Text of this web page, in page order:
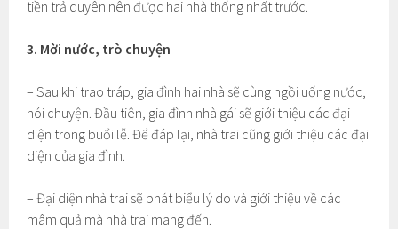
tiền trả duyên nên được hai nhà thống nhất trước.
3. Mời nước, trò chuyện
– Sau khi trao tráp, gia đình hai nhà sẽ cùng ngồi uống nước,
nói chuyện. Đầu tiên, gia đình nhà gái sẽ giới thiệu các đại
diện trong buổi lễ. Để đáp lại, nhà trai cũng giới thiệu các đại
diện của gia đình.
– Đại diện nhà trai sẽ phát biểu lý do và giới thiệu về các
mâm quả mà nhà trai mang đến.